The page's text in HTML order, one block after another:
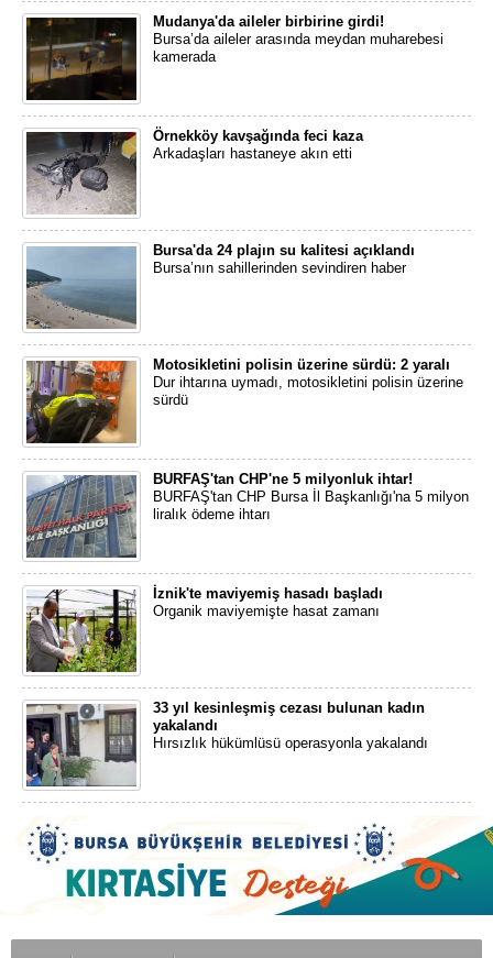
Mudanya'da aileler birbirine girdi!
Bursa’da aileler arasında meydan muharebesi
kamerada
Örnekköy kavşağında feci kaza
Arkadaşları hastaneye akın etti
Bursa'da 24 plajın su kalitesi açıklandı
Bursa’nın sahillerinden sevindiren haber
Motosikletini polisin üzerine sürdü: 2 yaralı
Dur ihtarına uymadı, motosikletini polisin üzerine
sürdü
BURFAŞ'tan CHP'ne 5 milyonluk ihtar!
BURFAŞ'tan CHP Bursa İl Başkanlığı'na 5 milyon
liralık ödeme ihtarı
İznik'te maviyemiş hasadı başladı
Organik maviyemişte hasat zamanı
33 yıl kesinleşmiş cezası bulunan kadın
yakalandı
Hırsızlık hükümlüsü operasyonla yakalandı